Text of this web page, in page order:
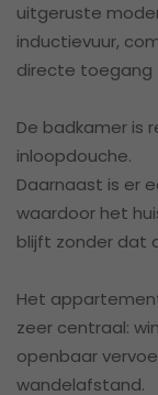
uitgeruste
inductievuur,
directe
De badkamer is
inloopdouche.
Daarnaast is er
waardoor het
blijft zonder dat
Het
zeer centraal:
openbaar
wandelafstand.